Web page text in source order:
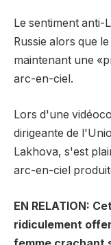
Le sentiment anti-
Russie alors que
maintenant une
arc-en-ciel.
Lors d'une
dirigeante de
Lakhova, s'est
arc-en-ciel
EN RELATION:
ridiculement